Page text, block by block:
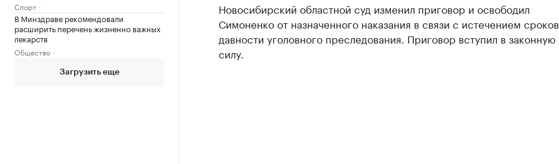
Спорт
В Минздраве рекомендовали
расширить перечень жизненно важных
лекарств
Общество
Загрузить еще
Новосибирский областной суд изменил приговор и освободил
Симоненко от назначенного наказания в связи с истечением сроков
давности уголовного преследования. Приговор вступил в законную
силу.